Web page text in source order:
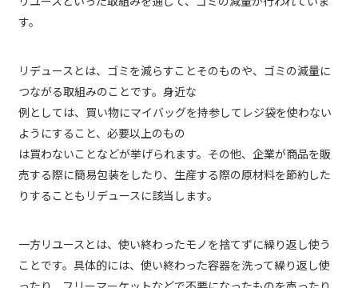
す。
リデュースとは、ゴミを減らすことそのものや、ゴミの減量に
つながる取組みのことです。身近な
例としては、買い物にマイバッグを持参してレジ袋を使わない
ようにすること、必要以上のもの
は買わないことなどが挙げられます。その他、企業が商品を販
売する際に簡易包装をしたり、生産する際の原材料を節約した
りすることもリデュースに該当します。
一方リユースとは、使い終わったモノを捨てずに繰り返し使う
ことです。具体的には、使い終わった容器を洗って繰り返し使